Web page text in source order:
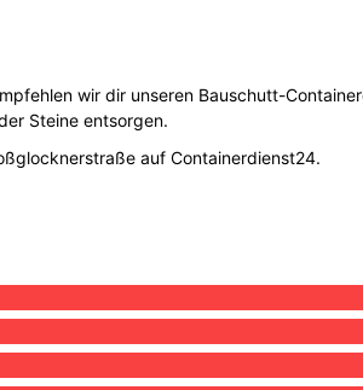
wir dir unseren Bauschutt-
Steine entsorgen.
auf Containerdienst24.